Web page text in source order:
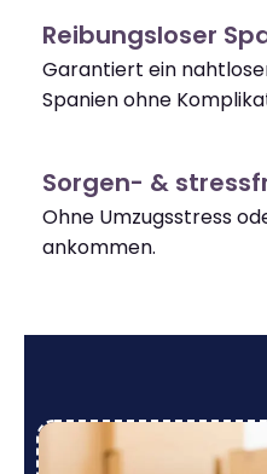
Reibungsloser
Garantiert ein
Spanien ohne
Sorgen- &
Ohne Umzugsstress
ankommen.